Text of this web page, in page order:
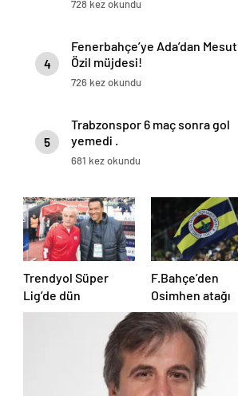
728 kez okundu
4
Fenerbahçe’ye Ada’dan Mesut
Özil müjdesi!
726 kez okundu
5
Trabzonspor 6 maç sonra gol
yemedi .
681 kez okundu
Trendyol Süper
Lig’de dün
F.Bahçe’den
Osimhen atağı